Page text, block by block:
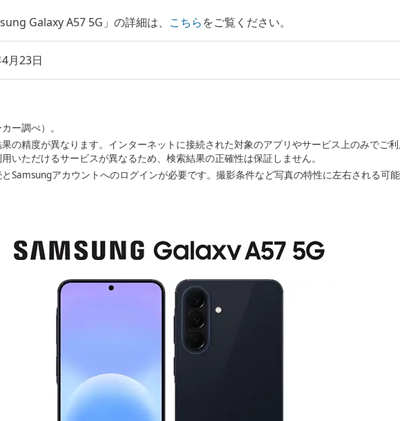
Galaxy A57 5G」の詳細は、 こちらをご覧ください。
月23日
ー調べ）。
の精度が異なります。インターネットに接続された対象のアプリやサービス上のみでご利
いただけるサービスが異なるため、検索結果の正確性は保証しません。
Samsungアカウントへのログインが必要です。撮影条件など写真の特性に左右される可能